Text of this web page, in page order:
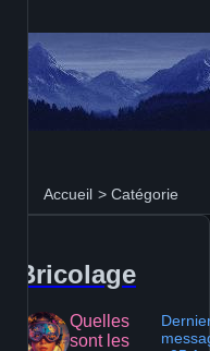
Accueil > Catégorie
Bricolage
Quelles
sont les